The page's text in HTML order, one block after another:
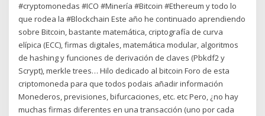
#cryptomonedas #ICO #Minería #Bitcoin #Ethereum y todo lo
que rodea la #Blockchain Este año he continuado aprendiendo
sobre Bitcoin, bastante matemática, criptografía de curva
elípica (ECC), firmas digitales, matemática modular, algoritmos
de hashing y funciones de derivación de claves (Pbkdf2 y
Scrypt), merkle trees… Hilo dedicado al bitcoin Foro de esta
criptomoneda para que todos podais añadir información
Monederos, previsiones, bifurcaciones, etc. etc Pero, ¿no hay
muchas firmas diferentes en una transacción (uno por cada